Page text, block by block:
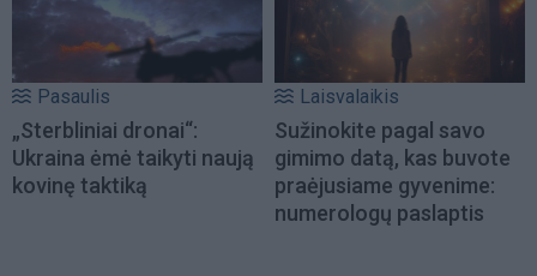
Pasaulis
„Sterbliniai dronai“:
Ukraina ėmė taikyti naują
kovinę taktiką
Laisvalaikis
Sužinokite pagal savo
gimimo datą, kas buvote
praėjusiame gyvenime:
numerologų paslaptis